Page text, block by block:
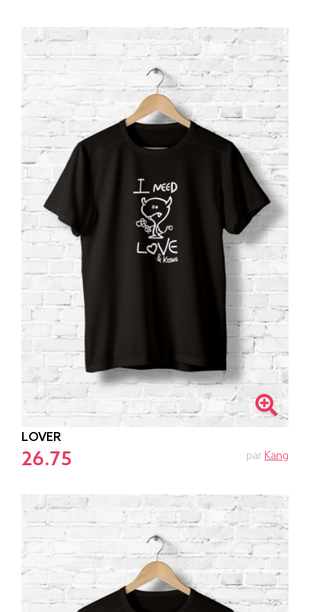
LOVER
26.75 par Kang